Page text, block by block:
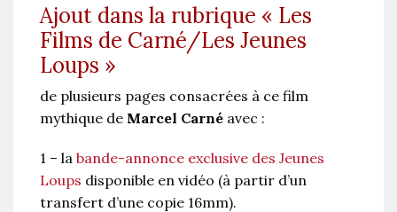
Ajout dans la rubrique « Les
Films de Carné/Les Jeunes
Loups »
de plusieurs pages consacrées à ce film
mythique de Marcel Carné avec :
1 – la bande-annonce exclusive des Jeunes
Loups disponible en vidéo (à partir d’un
transfert d’une copie 16mm).